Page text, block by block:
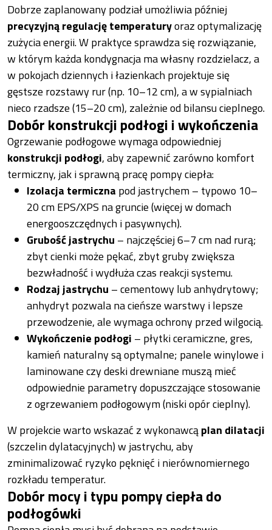
Dobrze zaplanowany podział umożliwia później
precyzyjną regulację temperaturyoraz optymalizację
zużycia energii. W praktyce sprawdza się rozwiązanie,
w którym każda kondygnacja ma własny rozdzielacz, a
w pokojach dziennych i łazienkach projektuje się
gęstsze rozstawy rur (np. 10–12 cm), a w sypialniach
nieco rzadsze (15–20 cm), zależnie od bilansu cieplnego.
Dobór konstrukcji podłogi i wykończenia
Ogrzewanie podłogowe wymaga odpowiedniej
konstrukcji podłogi, aby zapewnić zarówno komfort
termiczny, jak i sprawną pracę pompy ciepła:
Izolacja termiczna pod jastrychem – typowo 10–
20 cm EPS/XPS na gruncie (więcej w domach
energooszczędnych i pasywnych).
Grubość jastrychu – najczęściej 6–7 cm nad rurą;
zbyt cienki może pękać, zbyt gruby zwiększa
bezwładność i wydłuża czas reakcji systemu.
Rodzaj jastrychu – cementowy lub anhydrytowy;
anhydryt pozwala na cieńsze warstwy i lepsze
przewodzenie, ale wymaga ochrony przed wilgocią.
Wykończenie podłogi – płytki ceramiczne, gres,
kamień naturalny są optymalne; panele winylowe i
laminowane czy deski drewniane muszą mieć
odpowiednie parametry dopuszczające stosowanie
z ogrzewaniem podłogowym (niski opór cieplny).
W projekcie warto wskazać z wykonawcąplan dilatacji
(szczelin dylatacyjnych) w jastrychu, aby
zminimalizować ryzyko pęknięć i nierównomiernego
rozkładu temperatur.
Dobór mocy i typu pompy ciepła do
podłogówki